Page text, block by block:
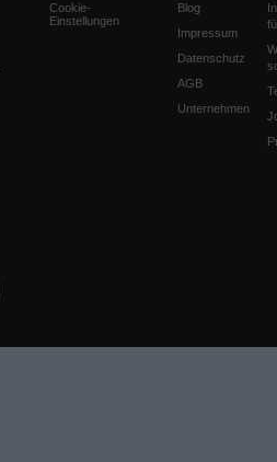
Cookie-
Einstellungen
Blog
Impressum
Datenschutz
AGB
Unternehmen